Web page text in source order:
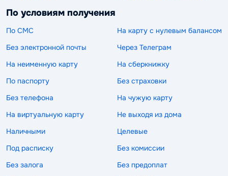
По условиям получения
По СМС
На карту с нулевым балансом
Без электронной почты
Через Телеграм
На неименную карту
На сберкнижку
По паспорту
Без страховки
Без телефона
На чужую карту
На виртуальную карту
Не выходя из дома
Наличными
Целевые
Под расписку
Без комиссии
Без залога
Без предоплат